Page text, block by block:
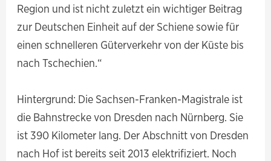
Region und ist nicht zuletzt ein wichtiger Beitrag
zur Deutschen Einheit auf der Schiene sowie für
einen schnelleren Güterverkehr von der Küste bis
nach Tschechien.“
Hintergrund: Die Sachsen-Franken-Magistrale ist
die Bahnstrecke von Dresden nach Nürnberg. Sie
ist 390 Kilometer lang. Der Abschnitt von Dresden
nach Hof ist bereits seit 2013 elektrifiziert. Noch